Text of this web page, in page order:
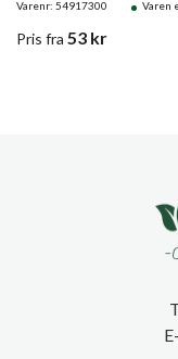
Varenr: 54917300 Varen
Pris fra 53 kr